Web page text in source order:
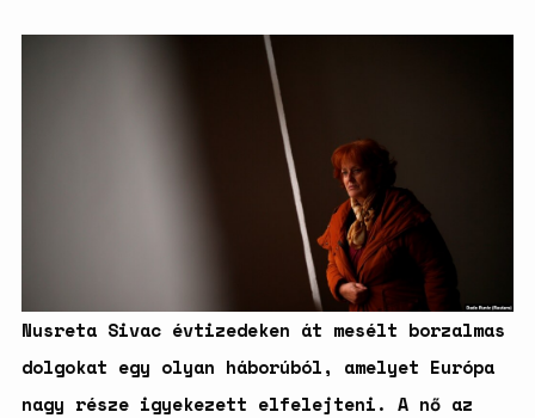
Nusreta Sivac évtizedeken át mesélt borzalmas
dolgokat egy olyan háborúból, amelyet Európa
nagy része igyekezett elfelejteni. A nő az